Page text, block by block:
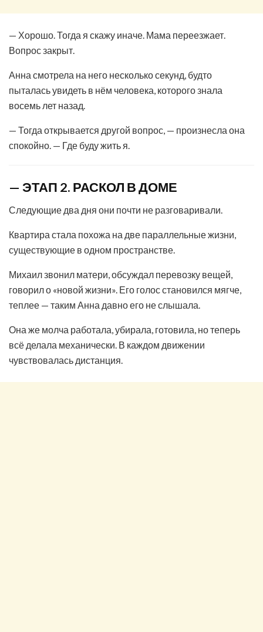
— Хорошо. Тогда я скажу иначе. Мама переезжает.
Вопрос закрыт.
Анна смотрела на него несколько секунд, будто
пыталась увидеть в нём человека, которого знала
восемь лет назад.
— Тогда открывается другой вопрос, — произнесла она
спокойно. — Где буду жить я.
— ЭТАП 2. РАСКОЛ В ДОМЕ
Следующие два дня они почти не разговаривали.
Квартира стала похожа на две параллельные жизни,
существующие в одном пространстве.
Михаил звонил матери, обсуждал перевозку вещей,
говорил о «новой жизни». Его голос становился мягче,
теплее — таким Анна давно его не слышала.
Она же молча работала, убирала, готовила, но теперь
всё делала механически. В каждом движении
чувствовалась дистанция.